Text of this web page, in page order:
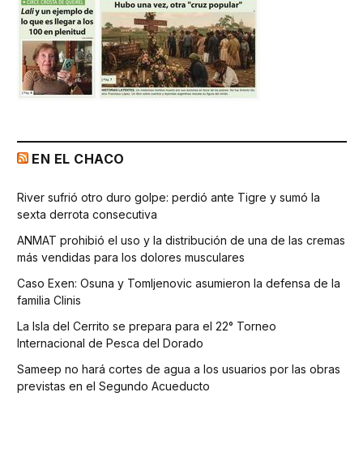
EN EL CHACO
River sufrió otro duro golpe: perdió ante Tigre y sumó la
sexta derrota consecutiva
ANMAT prohibió el uso y la distribución de una de las cremas
más vendidas para los dolores musculares
Caso Exen: Osuna y Tomljenovic asumieron la defensa de la
familia Clinis
La Isla del Cerrito se prepara para el 22° Torneo
Internacional de Pesca del Dorado
Sameep no hará cortes de agua a los usuarios por las obras
previstas en el Segundo Acueducto